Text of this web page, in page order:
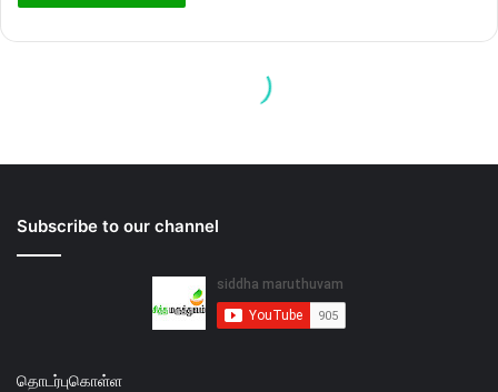
Subscribe to our channel
தொடர்புகொள்ள